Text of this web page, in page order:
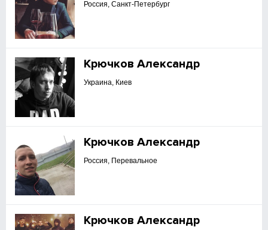
Россия, Санкт-Петербург
Крючков Александр
Украина, Киев
Крючков Александр
Россия, Перевальное
Крючков Александр